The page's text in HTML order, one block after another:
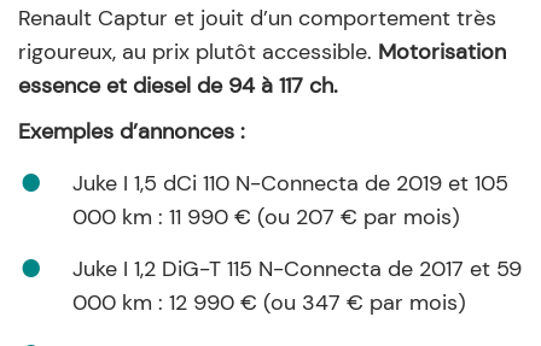
Renault Captur et jouit d’un comportement très
rigoureux, au prix plutôt accessible. Motorisation
essence et diesel de 94 à 117 ch.
Exemples d’annonces :
Juke I 1,5 dCi 110 N-Connecta de 2019 et 105
000 km : 11 990 € (ou 207 € par mois)
Juke I 1,2 DiG-T 115 N-Connecta de 2017 et 59
000 km : 12 990 € (ou 347 € par mois)